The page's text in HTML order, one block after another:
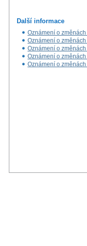
Další informace
Oznámení o
Oznámení o
Oznámení o
Oznámení o
Oznámení o